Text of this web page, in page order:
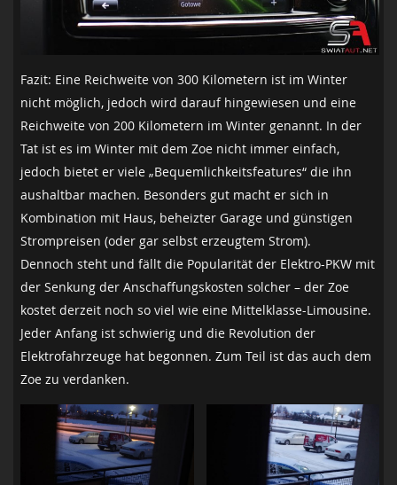
Fazit: Eine Reichweite von 300 Kilometern ist im Winter
nicht möglich, jedoch wird darauf hingewiesen und eine
Reichweite von 200 Kilometern im Winter genannt. In der
Tat ist es im Winter mit dem Zoe nicht immer einfach,
jedoch bietet er viele „Bequemlichkeitsfeatures“ die ihn
aushaltbar machen. Besonders gut macht er sich in
Kombination mit Haus, beheizter Garage und günstigen
Strompreisen (oder gar selbst erzeugtem Strom).
Dennoch steht und fällt die Popularität der Elektro-PKW mit
der Senkung der Anschaffungskosten solcher – der Zoe
kostet derzeit noch so viel wie eine Mittelklasse-Limousine.
Jeder Anfang ist schwierig und die Revolution der
Elektrofahrzeuge hat begonnen. Zum Teil ist das auch dem
Zoe zu verdanken.